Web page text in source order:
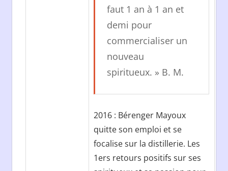
faut 1 an à 1 an et
demi pour
commercialiser un
nouveau
spiritueux. » B. M.
2016 : Bérenger Mayoux
quitte son emploi et se
focalise sur la distillerie. Les
1ers retours positifs sur ses